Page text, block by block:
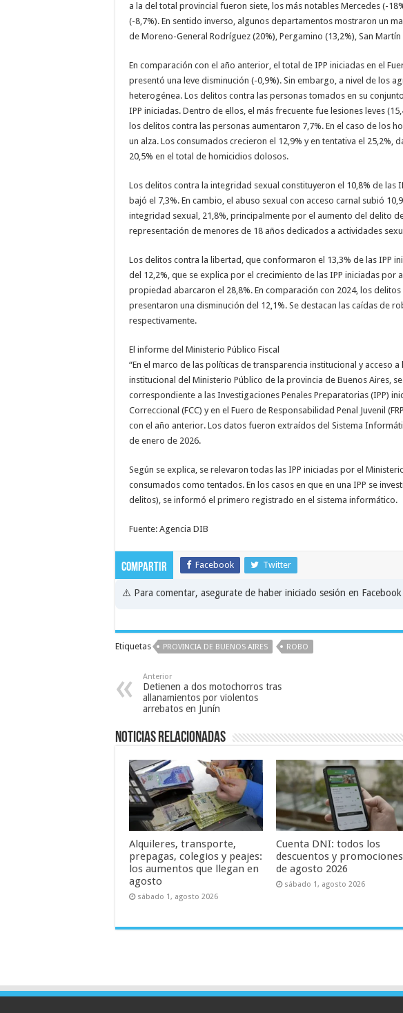
a la del total provincial fueron siete, los más notables Mercedes (-
(-8,7%). En sentido inverso, algunos departamentos mostraron un
de Moreno-General Rodríguez (20%), Pergamino (13,2%), San
En comparación con el año anterior, el total de IPP iniciadas en el
presentó una leve disminución (-0,9%). Sin embargo, a nivel de los
heterogénea. Los delitos contra las personas tomados en su
IPP iniciadas. Dentro de ellos, el más frecuente fue lesiones leves
los delitos contra las personas aumentaron 7,7%. En el caso de los
un alza. Los consumados crecieron el 12,9% y en tentativa el 25,2%,
20,5% en el total de homicidios dolosos.
Los delitos contra la integridad sexual constituyeron el 10,8% de las
bajó el 7,3%. En cambio, el abuso sexual con acceso carnal subió
integridad sexual, 21,8%, principalmente por el aumento del delito
representación de menores de 18 años dedicados a actividades
Los delitos contra la libertad, que conformaron el 13,3% de las IPP
del 12,2%, que se explica por el crecimiento de las IPP iniciadas por
propiedad abarcaron el 28,8%. En comparación con 2024, los
presentaron una disminución del 12,1%. Se destacan las caídas de
respectivamente.
El informe del Ministerio Público Fiscal
“En el marco de las políticas de transparencia institucional y acceso
institucional del Ministerio Público de la provincia de Buenos Aires,
correspondiente a las Investigaciones Penales Preparatorias (IPP)
Correccional (FCC) y en el Fuero de Responsabilidad Penal Juvenil
con el año anterior. Los datos fueron extraídos del Sistema
de enero de 2026.
Según se explica, se relevaron todas las IPP iniciadas por el
consumados como tentados. En los casos en que en una IPP se
delitos), se informó el primero registrado en el sistema informático.
Fuente: Agencia DIB
Compartir Facebook Twitter
⚠️ Para comentar, asegurate de haber iniciado sesión en
Etiquetas PROVINCIA DE BUENOS AIRES ROBO
Anterior
Detienen a dos motochorros tras
allanamientos por violentos
arrebatos en Junín
Noticias relacionadas
Alquileres, transporte,
prepagas, colegios y peajes:
los aumentos que llegan en
agosto
sábado 1, agosto 2026
Cuenta DNI: todos los
descuentos y promociones
de agosto 2026
sábado 1, agosto 2026